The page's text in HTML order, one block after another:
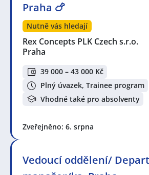
Praha 🍗
Nutně vás hledají
Rex Concepts PLK Czech s.r.o.
Praha
39 000 – 43 000 Kč
Plný úvazek, Trainee program
Vhodné také pro absolventy
Zveřejněno: 6. srpna
Vedoucí oddělení/